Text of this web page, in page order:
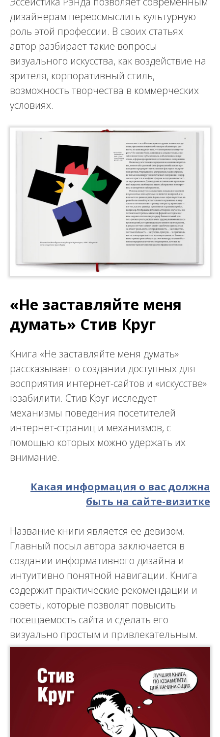
дизайнерам переосмыслить культурную
роль этой профессии. В своих статьях
автор разбирает такие вопросы
визуального искусства, как воздействие на
зрителя, корпоративный стиль,
возможность творчества в коммерческих
условиях.
«Не заставляйте меня
думать» Стив Круг
Книга «Не заставляйте меня думать»
рассказывает о создании доступных для
восприятия интернет-сайтов и «искусстве»
юзабилити. Стив Круг исследует
механизмы поведения посетителей
интернет-страниц и механизмов, с
помощью которых можно удержать их
внимание.
Какая информация о вас должна
быть на сайте-визитке
Название книги является ее девизом.
Главный посыл автора заключается в
создании информативного дизайна и
интуитивно понятной навигации. Книга
содержит практические рекомендации и
советы, которые позволят повысить
посещаемость сайта и сделать его
визуально простым и привлекательным.